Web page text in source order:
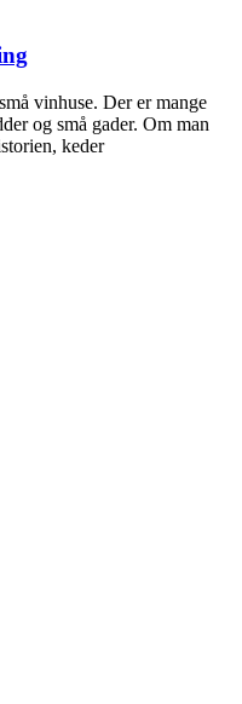
vinhuse. Der er mange
og små gader. Om man
keder